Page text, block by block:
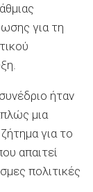
για τη
ήταν
μια
για το
απαιτεί
πολιτικές